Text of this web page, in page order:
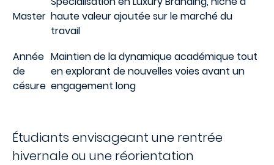
Master haute valeur ajoutée sur le marché du
travail
Année
de
césure
Maintien de la dynamique académique tout
en explorant de nouvelles voies avant un
engagement long
Étudiants envisageant une rentrée
hivernale ou une réorientation